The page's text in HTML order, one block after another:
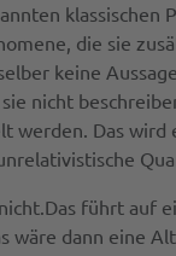
klassischen
die sie
keine
nicht
werden. Das
führt auf
wäre dann eine